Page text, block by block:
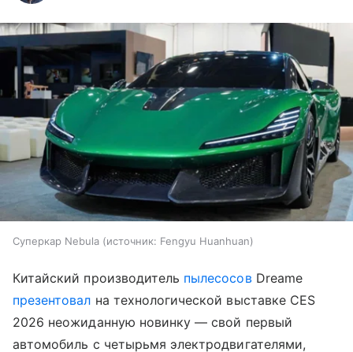
Суперкар Nebula источник: Fengyu Huanhuan
Китайский производитель пылесосовDreame
презентовал на технологической выставке CES
2026 неожиданную новинку — свой первый
автомобиль с четырьмя электродвигателями,